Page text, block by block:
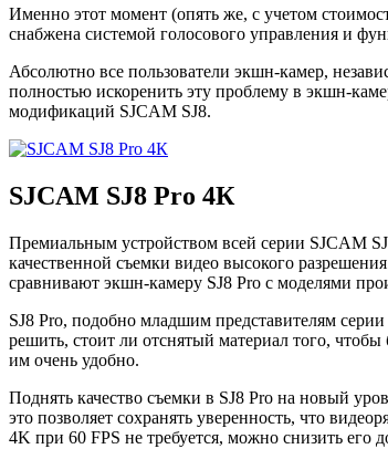
Именно этот момент (опять же, с учетом
снабжена системой голосового управления и
Абсолютно все пользователи экшн-камер,
полностью искоренить эту проблему в экшн-
модификаций SJCAM SJ8.
SJCAM SJ8 Pro 4К
Премиальным устройством всей серии SJCAM
качественной съемки видео высокого
сравнивают экшн-камеру SJ8 Pro с моделями
SJ8 Pro, подобно младшим представителям
решить, стоит ли отснятый материал того,
им очень удобно.
Поднять качество съемки в SJ8 Pro на новый
это позволяет сохранять уверенность, что
4K при 60 FPS не требуется, можно снизить его